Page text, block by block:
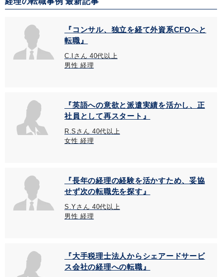
『コンサル、独立を経て外資系CFOへと
転職』
C.Iさん 40代以上
男性 経理
『英語への意欲と派遣実績を活かし、正
社員として再スタート』
R.Sさん 40代以上
女性 経理
『長年の経理の経験を活かすため、妥協
せず次の転職先を探す』
S.Yさん 40代以上
男性 経理
『大手税理士法人からシェアードサービ
ス会社の経理への転職』